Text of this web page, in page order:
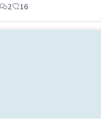
2 16